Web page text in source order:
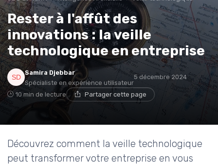
Rester à l'affût des
innovations : la veille
technologique en entreprise
Samira Djebbar
Spécialiste en expérience utilisateur
5 décembre 2024
10 min de lecture Partager cette page
Découvrez comment la veille technologique
peut transformer votre entreprise en vous